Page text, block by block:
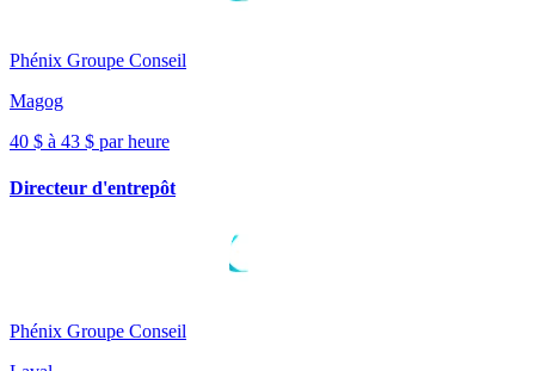
Phénix Groupe Conseil
Magog
40 $ à 43 $ par heure
Directeur d'entrepôt
Phénix Groupe Conseil